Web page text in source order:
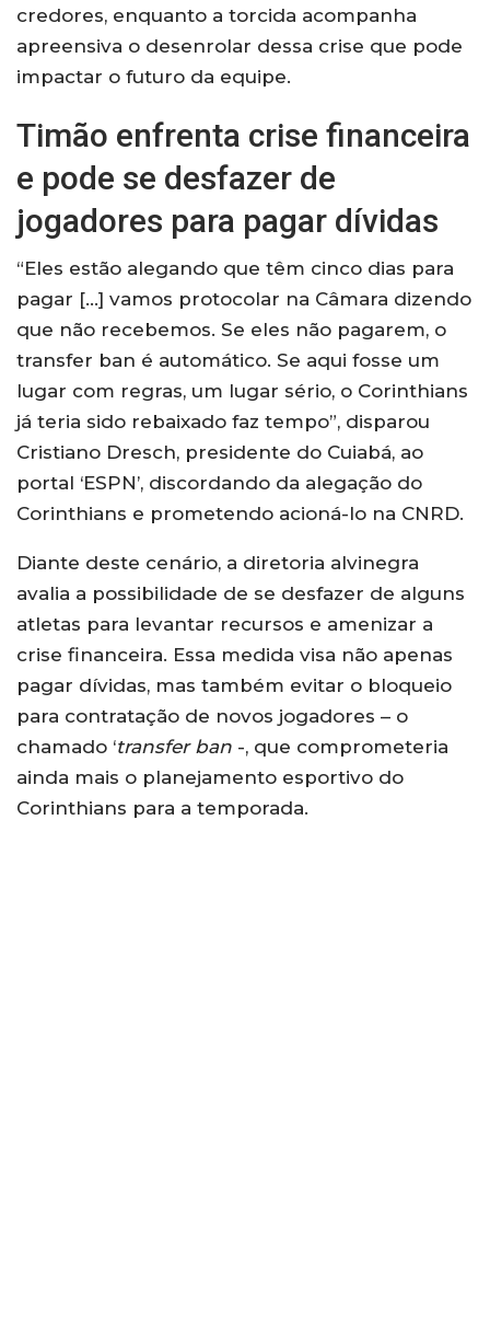
credores, enquanto a torcida acompanha
apreensiva o desenrolar dessa crise que pode
impactar o futuro da equipe.
Timão enfrenta crise financeira
e pode se desfazer de
jogadores para pagar dívidas
“Eles estão alegando que têm cinco dias para
pagar […] vamos protocolar na Câmara dizendo
que não recebemos. Se eles não pagarem, o
transfer ban é automático. Se aqui fosse um
lugar com regras, um lugar sério, o Corinthians
já teria sido rebaixado faz tempo”, disparou
Cristiano Dresch, presidente do Cuiabá, ao
portal ‘ESPN’, discordando da alegação do
Corinthians e prometendo acioná-lo na CNRD.
Diante deste cenário, a diretoria alvinegra
avalia a possibilidade de se desfazer de alguns
atletas para levantar recursos e amenizar a
crise financeira. Essa medida visa não apenas
pagar dívidas, mas também evitar o bloqueio
para contratação de novos jogadores – o
chamado ‘transfer ban -, que comprometeria
ainda mais o planejamento esportivo do
Corinthians para a temporada.